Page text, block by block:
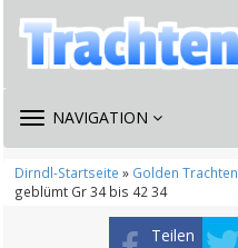
TOGGLE
NAVIGATION
Dirndl-Startseite » Golden Trachten
geblümt Gr 34 bis 42 34
Teilen